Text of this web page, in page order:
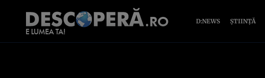
D:NEWS ȘTIINȚĂ